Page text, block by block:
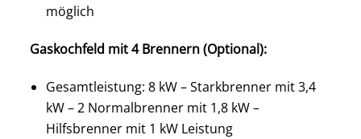
möglich
Gaskochfeld mit 4 Brennern (Optional):
Gesamtleistung: 8 kW – Starkbrenner mit 3,4
kW – 2 Normalbrenner mit 1,8 kW –
Hilfsbrenner mit 1 kW Leistung